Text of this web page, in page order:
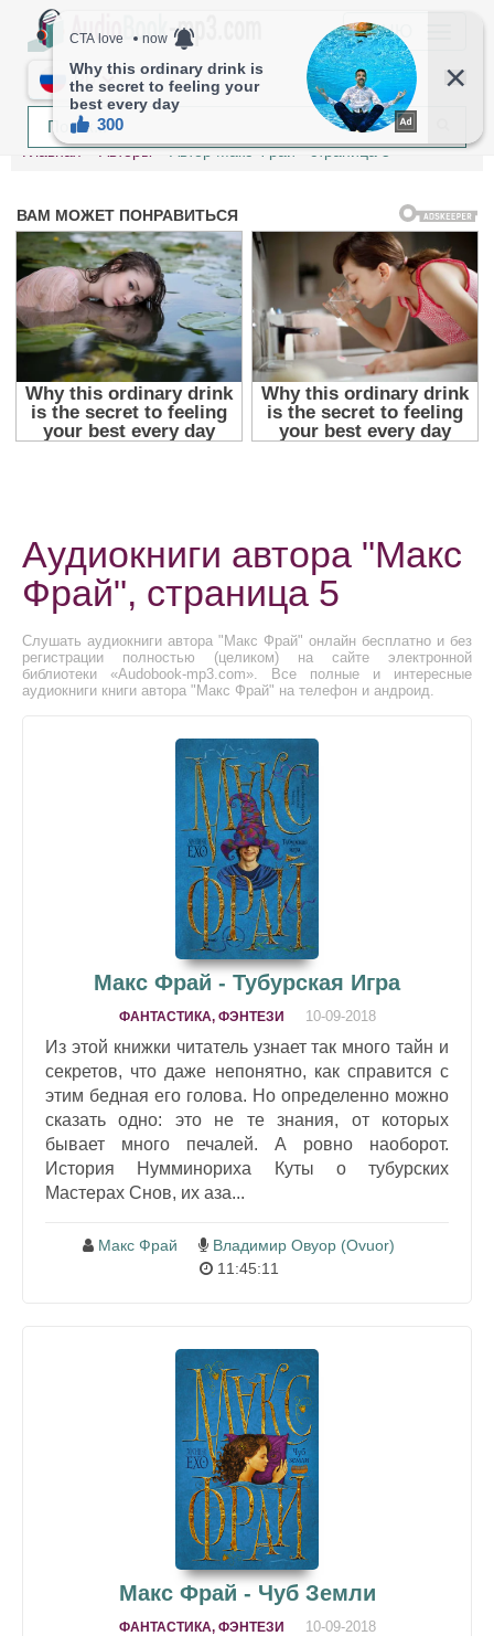
МЕНЮ
RU
Главная Авторы Автор Макс Фрай - страница 5
Аудиокниги автора "Макс
Фрай", страница 5
Слушать аудиокниги автора "Макс Фрай" онлайн бесплатно и без
регистрации полностью (целиком) на сайте электронной
библиотеки «Audobook-mp3.com». Все полные и интересные
аудиокниги книги автора "Макс Фрай" на телефон и андроид.
Макс Фрай - Тубурская Игра
ФАНТАСТИКА, ФЭНТЕЗИ 10-09-2018
Из этой книжки читатель узнает так много тайн и
секретов, что даже непонятно, как справится с
этим бедная его голова. Но определенно можно
сказать одно: это не те знания, от которых
бывает много печалей. А ровно наоборот.
История Нумминориха Куты о тубурских
Мастерах Снов, их аза...
Макс Фрай
Владимир Овуор (Ovuor)
11:45:11
Макс Фрай - Чуб Земли
ФАНТАСТИКА, ФЭНТЕЗИ 10-09-2018